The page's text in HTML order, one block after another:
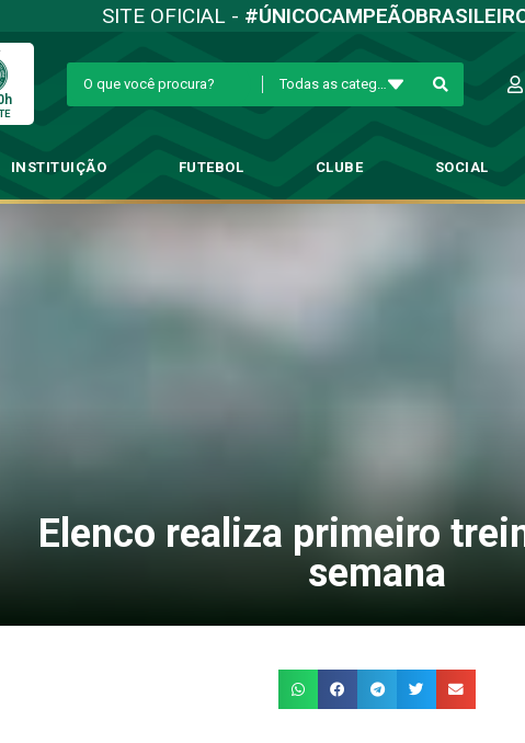
SITE OFICIAL -
INSTITUIÇÃO FUTEBOL CLUBE SOCIAL
Elenco realiza primeiro treino
Elenco realiza primeiro
semana